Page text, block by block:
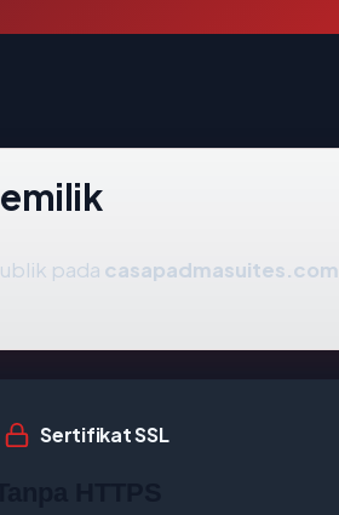
pada casapadmasuites.com
Sertifikat SSL